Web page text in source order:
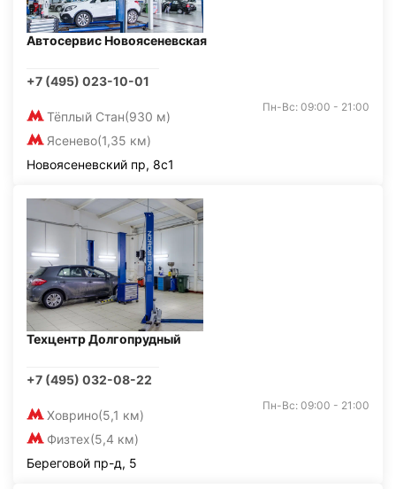
Автосервис Новоясеневская
+7 (495) 023-10-01
Тёплый Стан(930 м)
Ясенево(1,35 км)
Пн-Вс: 09:00 - 21:00
Новоясеневский пр, 8с1
Техцентр Долгопрудный
+7 (495) 032-08-22
Ховрино(5,1 км)
Физтех(5,4 км)
Пн-Вс: 09:00 - 21:00
Береговой пр-д, 5